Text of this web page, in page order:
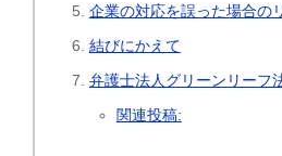
企業の対応を誤った場合の
結びにかえて
弁護士法人グリーンリーフ
関連投稿: